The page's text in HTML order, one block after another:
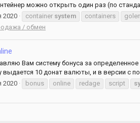
можно открыть один раз (по
2020 container system containers
/ обмен
Вам систему бонуса за
выдается 10 донат валюты, и в версии с
2020 bonus online redage script